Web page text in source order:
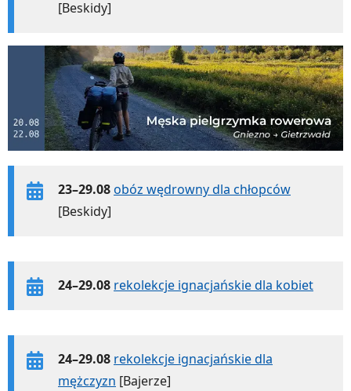
[Beskidy]
23–29.08obóz wędrowny dla chłopców
[Beskidy]
24–29.08 rekolekcje ignacjańskie dla kobiet
24–29.08 rekolekcje ignacjańskie dla
mężczyzn [Bajerze]